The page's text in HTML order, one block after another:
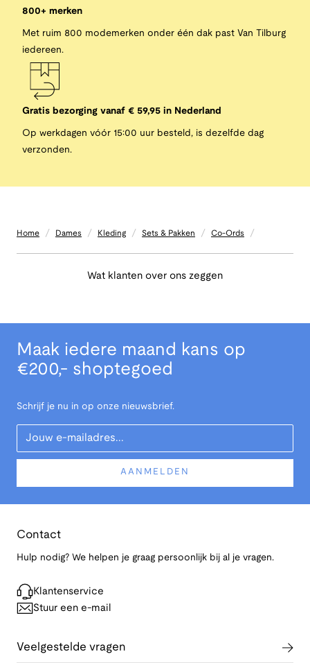
800+ merken
Met ruim 800 modemerken onder één dak past Van Tilburg
iedereen.
Gratis bezorging vanaf € 59,95 in Nederland
Op werkdagen vóór 15:00 uur besteld, is dezelfde dag
verzonden.
Home / Dames / Kleding / Sets & Pakken / Co-Ords /
Wat klanten over ons zeggen
Maak iedere maand kans op
€200,- shoptegoed
Schrijf je nu in op onze nieuwsbrief.
Your Email
AANMELDEN
Contact
Hulp nodig? We helpen je graag persoonlijk bij al je vragen.
Klantenservice
Stuur een e-mail
Veelgestelde vragen